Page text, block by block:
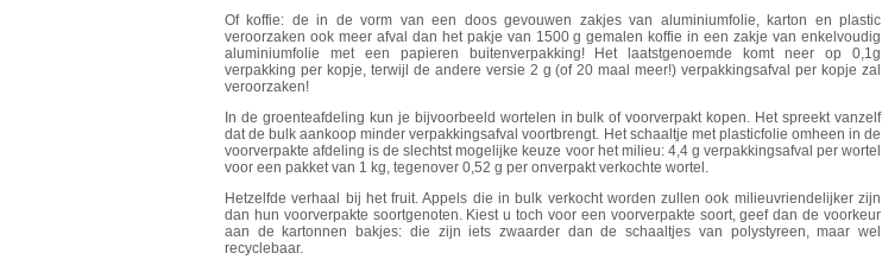
Of koffie: de in de vorm van een doos gevouwen zakjes van aluminiumfolie, karton en plastic
veroorzaken ook meer afval dan het pakje van 1500 g gemalen koffie in een zakje van enkelvoudig
aluminiumfolie met een papieren buitenverpakking! Het laatstgenoemde komt neer op 0,1g
verpakking per kopje, terwijl de andere versie 2 g (of 20 maal meer!) verpakkingsafval per kopje zal
veroorzaken!
In de groenteafdeling kun je bijvoorbeeld wortelen in bulk of voorverpakt kopen. Het spreekt vanzelf
dat de bulk aankoop minder verpakkingsafval voortbrengt. Het schaaltje met plasticfolie omheen in de
voorverpakte afdeling is de slechtst mogelijke keuze voor het milieu: 4,4 g verpakkingsafval per wortel
voor een pakket van 1 kg, tegenover 0,52 g per onverpakt verkochte wortel.
Hetzelfde verhaal bij het fruit. Appels die in bulk verkocht worden zullen ook milieuvriendelijker zijn
dan hun voorverpakte soortgenoten. Kiest u toch voor een voorverpakte soort, geef dan de voorkeur
aan de kartonnen bakjes: die zijn iets zwaarder dan de schaaltjes van polystyreen, maar wel
recyclebaar.